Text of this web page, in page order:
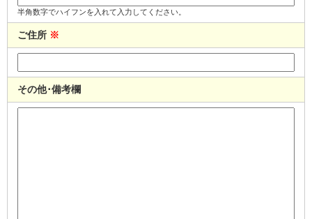
半角数字でハイフンを入れて入力してください。
ご住所 ※
その他･備考欄